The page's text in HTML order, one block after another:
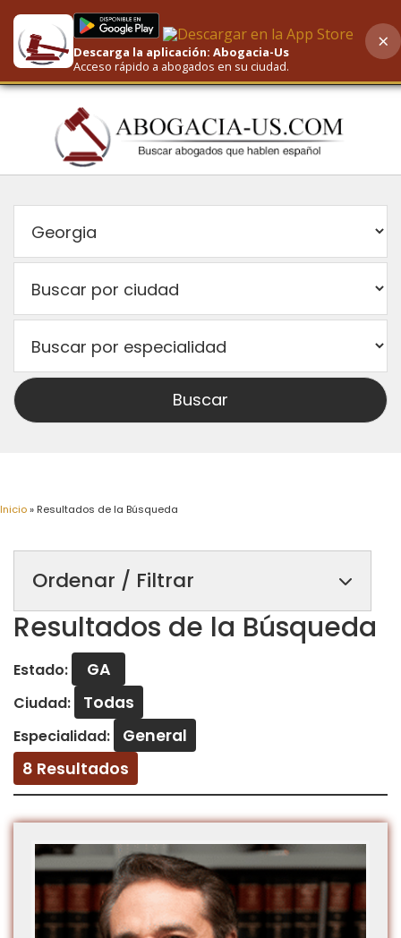
AI-Powered Search
Inicio» Resultados de la Búsqueda
Ordenar / Filtrar
Resultados de la Búsqueda
Estado: GA
Ciudad: Todas
Especialidad:
General
8 Resultados
Descarga la aplicación: Abogacia-Us
Acceso rápido a abogados en su ciudad.
×